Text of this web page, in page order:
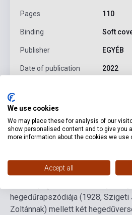
Pages 110
Binding Soft
Publisher EGYÉB
Date of publication 2022
Language
Detailed description
Fiatalkori alkotásaitól eltekintve
hegedűrapszódiája (1928,
Zoltánnak) mellett két
We use cookies
We may place these for analysis of our
show personalised content and to give you
more information about the cookies we use
Accept all